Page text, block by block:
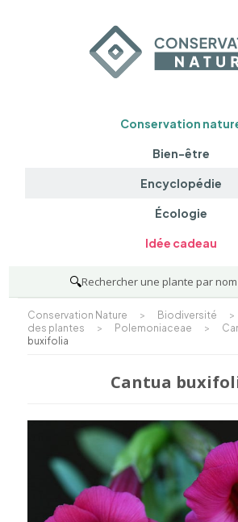
Conservation
Bien-être
Encyclopédie
Écologie
Idée cadeau
🔍Rechercher une plante par
Conservation Nature > Biodiversité >
des plantes
> Polemoniaceae >
buxifolia
Cantua